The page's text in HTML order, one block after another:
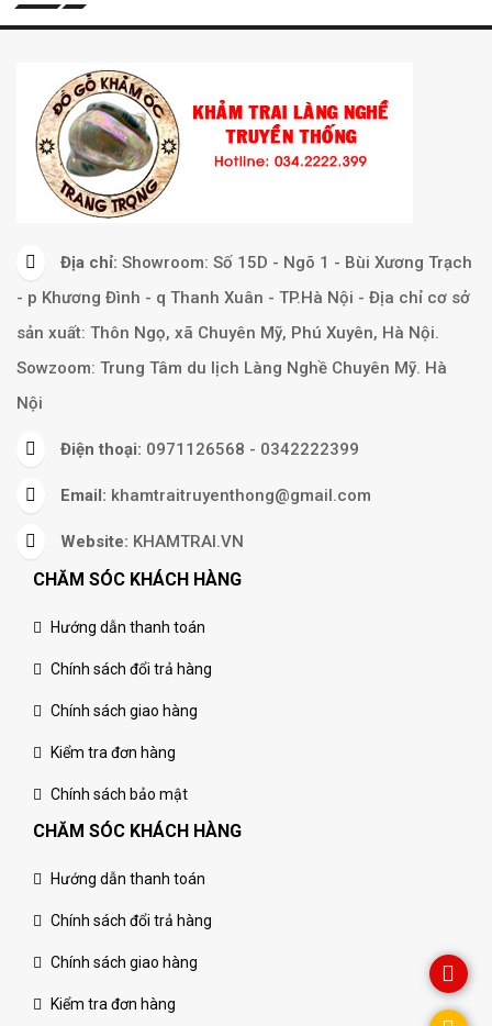
Địa chỉ: Showroom: Số 15D - Ngõ 1 - Bùi Xương Trạch
- p Khương Đình - q Thanh Xuân - TP.Hà Nội - Địa chỉ cơ sở
sản xuất: Thôn Ngọ, xã Chuyên Mỹ, Phú Xuyên, Hà Nội.
Sowzoom: Trung Tâm du lịch Làng Nghề Chuyên Mỹ. Hà
Nội
Điện thoại: 0971126568 - 0342222399
Email: khamtraitruyenthong@gmail.com
Website: KHAMTRAI.VN
CHĂM SÓC KHÁCH HÀNG
Hướng dẫn thanh toán
Chính sách đổi trả hàng
Chính sách giao hàng
Kiểm tra đơn hàng
Chính sách bảo mật
CHĂM SÓC KHÁCH HÀNG
Hướng dẫn thanh toán
Chính sách đổi trả hàng
Chính sách giao hàng
Kiểm tra đơn hàng